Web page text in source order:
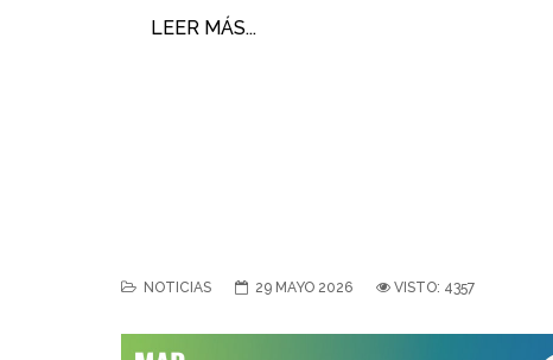
LEER MÁS...
NOTICIAS 29 MAYO 2026 VISTO: 4357